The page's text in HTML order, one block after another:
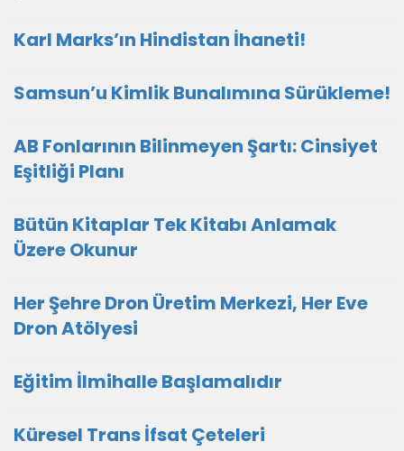
Karl Marks’ın Hindistan İhaneti!
Samsun’u Kimlik Bunalımına Sürükleme!
AB Fonlarının Bilinmeyen Şartı: Cinsiyet
Eşitliği Planı
Bütün Kitaplar Tek Kitabı Anlamak
Üzere Okunur
Her Şehre Dron Üretim Merkezi, Her Eve
Dron Atölyesi
Eğitim İlmihalle Başlamalıdır
Küresel Trans İfsat Çeteleri